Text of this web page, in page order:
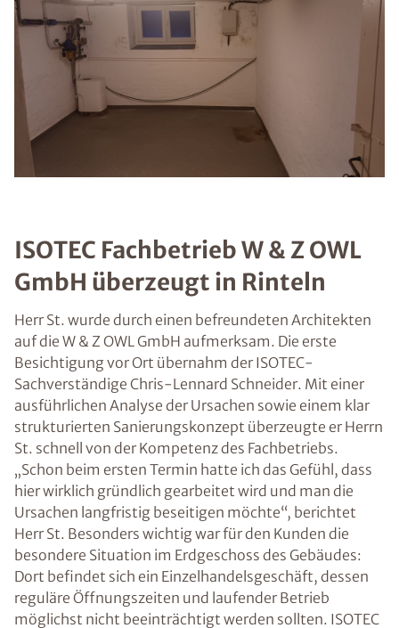
ISOTEC Fachbetrieb W & Z OWL
GmbH überzeugt in Rinteln
Herr St. wurde durch einen befreundeten Architekten
auf die W & Z OWL GmbH aufmerksam. Die erste
Besichtigung vor Ort übernahm der ISOTEC-
Sachverständige Chris-Lennard Schneider. Mit einer
ausführlichen Analyse der Ursachen sowie einem klar
strukturierten Sanierungskonzept überzeugte er Herrn
St. schnell von der Kompetenz des Fachbetriebs.
„Schon beim ersten Termin hatte ich das Gefühl, dass
hier wirklich gründlich gearbeitet wird und man die
Ursachen langfristig beseitigen möchte“, berichtet
Herr St. Besonders wichtig war für den Kunden die
besondere Situation im Erdgeschoss des Gebäudes:
Dort befindet sich ein Einzelhandelsgeschäft, dessen
reguläre Öffnungszeiten und laufender Betrieb
möglichst nicht beeinträchtigt werden sollten. ISOTEC